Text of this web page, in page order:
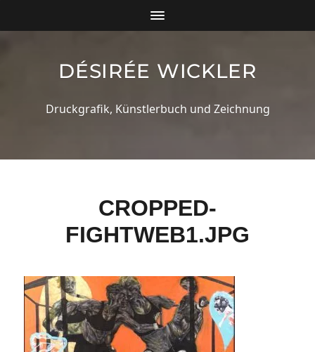
DÉSIRÉE WICKLER
Druckgrafik, Künstlerbuch und Zeichnung
CROPPED-
FIGHTWEB1.JPG